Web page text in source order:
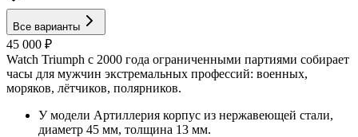
Все варианты
45 000 ₽
Watch Triumph с 2000 года ограниченными партиями собирает
часы для мужчин экстремальных профессий: военных,
моряков, лётчиков, полярников.
У модели Артиллерия корпус из нержавеющей стали,
диаметр 45 мм, толщина 13 мм.